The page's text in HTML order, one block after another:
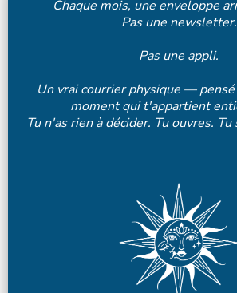
Chaque mois, une enveloppe
Pas une newsletter.
Pas une appli.
Un vrai courrier physique —
moment qui t'appartient
Tu n'as rien à décider. Tu ouvres.